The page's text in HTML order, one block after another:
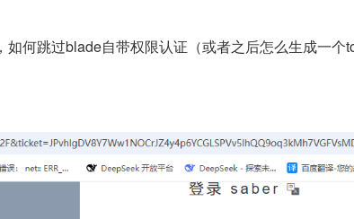
，如何跳过blade自带权限认证（或者之后怎么生成一个